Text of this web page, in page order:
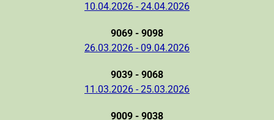
10.04.2026 - 24.04.2026
9069 - 9098
26.03.2026 - 09.04.2026
9039 - 9068
11.03.2026 - 25.03.2026
9009 - 9038